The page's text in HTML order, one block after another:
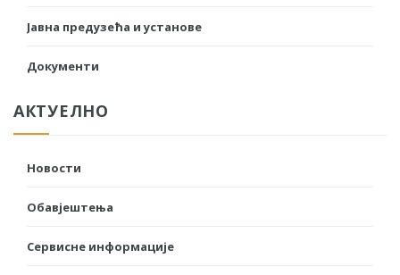
Јавна предузећа и установе
Документи
АКТУЕЛНО
Новости
Обавјештења
Сервисне информације